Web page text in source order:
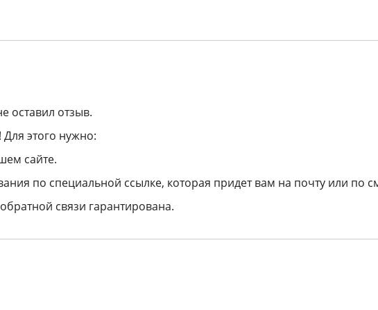
оставил отзыв.
этого нужно:
сайте.
по специальной ссылке, которая придет вам на почту или по
связи гарантирована.